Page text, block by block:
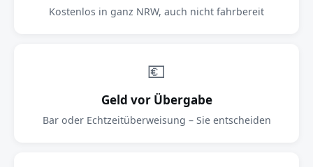
Kostenlos in ganz NRW, auch nicht fahrbereit
💶
Geld vor Übergabe
Bar oder Echtzeitüberweisung – Sie entscheiden